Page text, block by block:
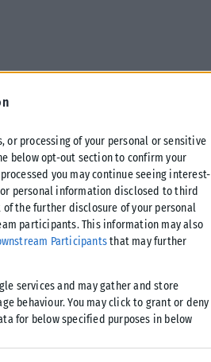
processing of your personal or sensitive
below opt-out section to confirm your
you may continue seeing interest-
personal information disclosed to third
the further disclosure of your personal
participants. This information may also
Participantsthat may further
services and may gather and store
behaviour. You may click to grant or deny
for below specified purposes in below
ο υφυπουργός
και συζητήθηκε
ουρές
Στέφανο Κοτσώλη.
το Κράτος»,